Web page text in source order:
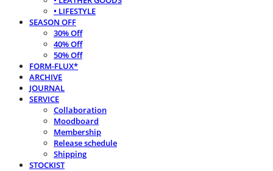
• LIFESTYLE
SEASON OFF
30% Off
40% Off
50% Off
FORM-FLUX*
ARCHIVE
JOURNAL
SERVICE
Collaboration
Moodboard
Membership
Release schedule
Shipping
STOCKIST